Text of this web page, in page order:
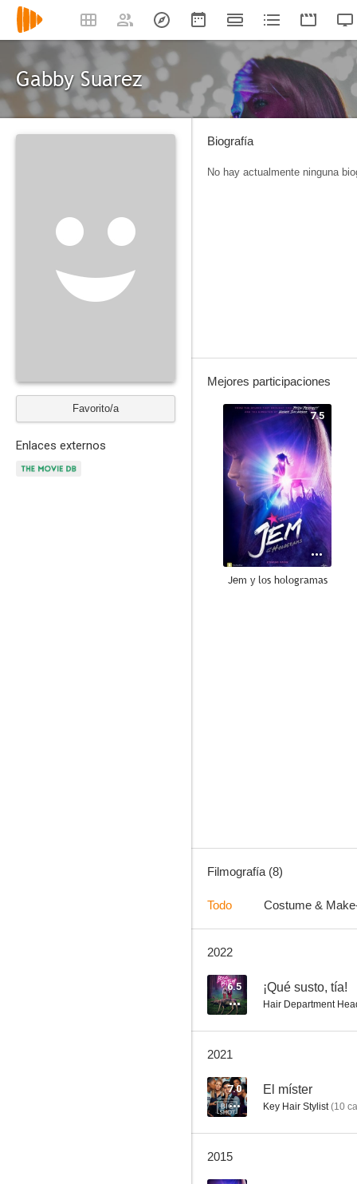
Gabby Suarez
Favorito/a
Enlaces externos
Biografía
No hay actualmente ninguna
Mejores participaciones
7.5
Jem y los hologramas
Filmografía (8)
Todo Costume &
2022
6.5 ¡Qué susto, tía!
Hair Department
2021
7.0 El míster
Key Hair Stylist(10
2015